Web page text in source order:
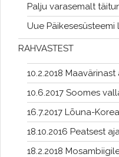
Palju varasemalt
Uue Päikesesüsteemi
RAHVASTEST
10.2.2018
10.6.2017 Soomes
16.7.2017 Lõuna-
18.10.2016 Peatsest
18.2.2018